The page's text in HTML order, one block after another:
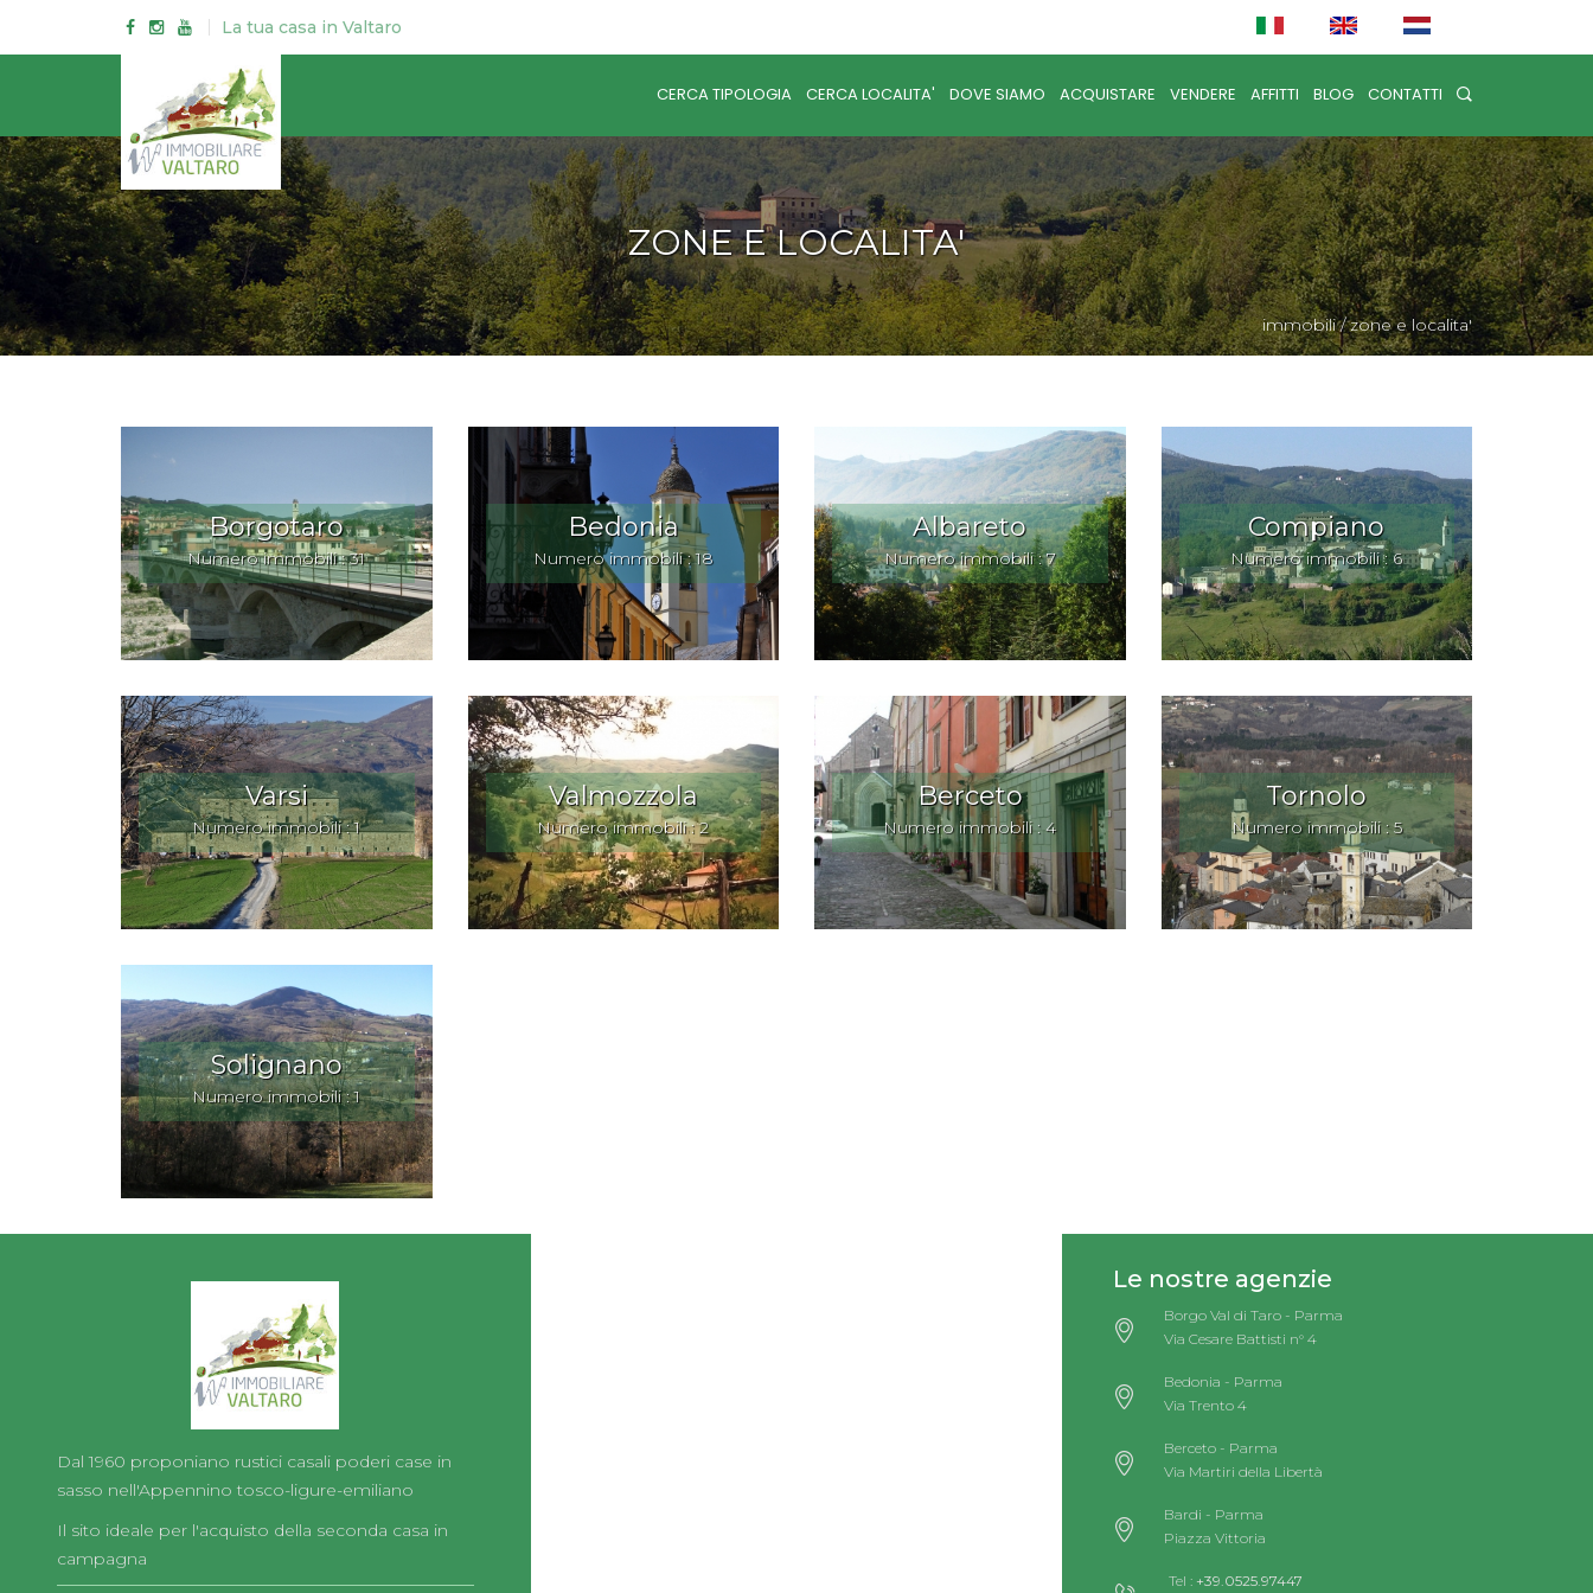
La tua casa in Valtaro
CERCA TIPOLOGIA CERCA LOCALITA' DOVE SIAMO ACQUISTARE VENDERE AFFITTI BLOG CONTATTI
ZONE E LOCALITA'
immobili/zone e localita'
Borgotaro
Numero immobili : 31
Bedonia
Numero immobili : 18
Albareto
Numero immobili : 7
Compiano
Numero immobili : 6
Varsi
Numero immobili : 1
Valmozzola
Numero immobili : 2
Berceto
Numero immobili : 4
Tornolo
Numero immobili : 5
Solignano
Numero immobili : 1
Dal 1960 proponiano rustici casali poderi case in
sasso nell'Appennino tosco-ligure-emiliano
Il sito ideale per l'acquisto della seconda casa in
campagna
Le nostre agenzie
Borgo Val di Taro - Parma
Via Cesare Battisti n° 4
Bedonia - Parma
Via Trento 4
Berceto - Parma
Via Martiri della Libertà
Bardi - Parma
Piazza Vittoria
Tel : +39.0525.97447